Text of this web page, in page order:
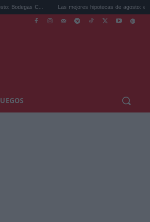
Las mejores hipotecas de agosto: el TAE más